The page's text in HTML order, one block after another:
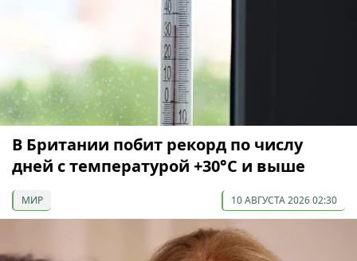
В Британии побит рекорд по числу
дней с температурой +30°C и выше
МИР 10 АВГУСТА 2026 02:30